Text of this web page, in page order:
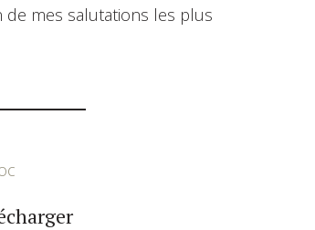
de mes salutations les plus